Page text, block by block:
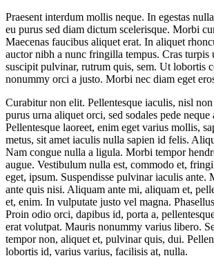
Praesent interdum mollis neque. In egestas
eu purus sed diam dictum scelerisque. Morbi
Maecenas faucibus aliquet erat. In aliquet
auctor nibh a nunc fringilla tempus. Cras turpis
suscipit pulvinar, rutrum quis, sem. Ut lobortis
nonummy orci a justo. Morbi nec diam eget
Curabitur non elit. Pellentesque iaculis, nisl
purus urna aliquet orci, sed sodales pede neque
Pellentesque laoreet, enim eget varius mollis,
metus, sit amet iaculis nulla sapien id felis.
Nam congue nulla a ligula. Morbi tempor
augue. Vestibulum nulla est, commodo et,
eget, ipsum. Suspendisse pulvinar iaculis ante.
ante quis nisi. Aliquam ante mi, aliquam et,
et, enim. In vulputate justo vel magna.
Proin odio orci, dapibus id, porta a,
erat volutpat. Mauris nonummy varius libero.
tempor non, aliquet et, pulvinar quis, dui.
lobortis id, varius varius, facilisis at, nulla.